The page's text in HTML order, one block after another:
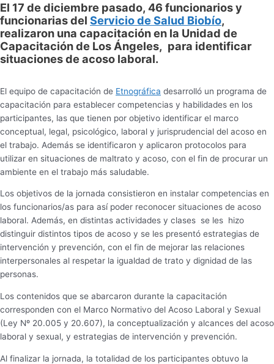
El 17 de diciembre pasado, 46 funcionarios y
funcionarias del Servicio de Salud Biobío,
realizaron una capacitación en la Unidad de
Capacitación de Los Ángeles, para identificar
situaciones de acoso laboral.
El equipo de capacitación de Etnográfica desarrolló un programa de
capacitación para establecer competencias y habilidades en los
participantes, las que tienen por objetivo identificar el marco
conceptual, legal, psicológico, laboral y jurisprudencial del acoso en
el trabajo. Además se identificaron y aplicaron protocolos para
utilizar en situaciones de maltrato y acoso, con el fin de procurar un
ambiente en el trabajo más saludable.
Los objetivos de la jornada consistieron en instalar competencias en
los funcionarios/as para así poder reconocer situaciones de acoso
laboral. Además, en distintas actividades y clases se les hizo
distinguir distintos tipos de acoso y se les presentó estrategias de
intervención y prevención, con el fin de mejorar las relaciones
interpersonales al respetar la igualdad de trato y dignidad de las
personas.
Los contenidos que se abarcaron durante la capacitación
corresponden con el Marco Normativo del Acoso Laboral y Sexual
(Ley Nº 20.005 y 20.607), la conceptualización y alcances del acoso
laboral y sexual, y estrategias de intervención y prevención.
Al finalizar la jornada, la totalidad de los participantes obtuvo la